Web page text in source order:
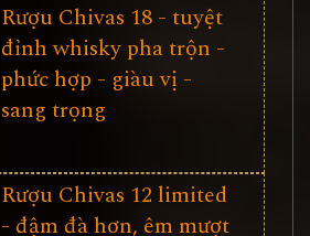
Rượu Chivas 18 - tuyệt
đỉnh whisky pha trộn -
phức hợp - giàu vị -
sang trọng
Rượu Chivas 12 limited
- đậm đà hơn, êm mượt